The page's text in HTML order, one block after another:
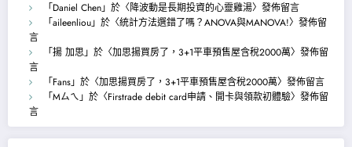
「Daniel Chen」於〈降波動是長期投資的心靈雞湯〉發佈留言
「aileenliou」於〈統計方法選錯了嗎？ANOVA與MANOVA!〉發佈留
言
「揚 加思」於〈加思揚買房了，3+1平車預售屋含稅2000萬〉發佈留
言
「Fans」於〈加思揚買房了，3+1平車預售屋含稅2000萬〉發佈留言
「Mㄙㄟ」於〈Firstrade debit card申請、開卡與領款初體驗〉發佈留
言